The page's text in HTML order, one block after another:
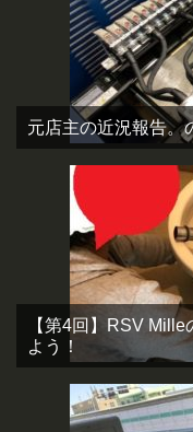
元店主の近況報告。
【第4回】RSV
よう！